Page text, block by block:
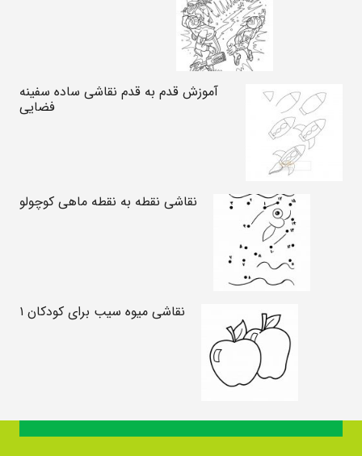
آموزش قدم به قدم نقاشی ساده سفینه
فضایی
نقاشی نقطه به نقطه ماهی کوچولو
نقاشی میوه سیب برای کودکان ۱